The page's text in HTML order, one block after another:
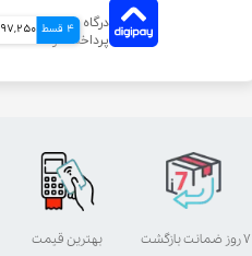
4 قسط 97,250 تومانی
بهترین قیمت ۷ روز ضمانت بازگشت